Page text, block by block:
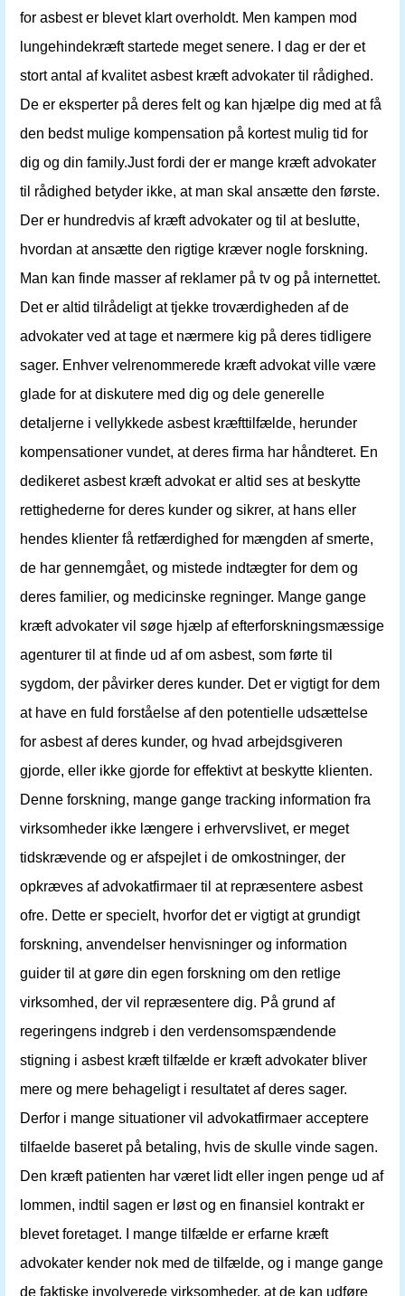
for asbest er blevet klart overholdt. Men kampen mod
lungehindekræft startede meget senere. I dag er der et
stort antal af kvalitet asbest kræft advokater til rådighed.
De er eksperter på deres felt og kan hjælpe dig med at få
den bedst mulige kompensation på kortest mulig tid for
dig og din family.Just fordi der er mange kræft advokater
til rådighed betyder ikke, at man skal ansætte den første.
Der er hundredvis af kræft advokater og til at beslutte,
hvordan at ansætte den rigtige kræver nogle forskning.
Man kan finde masser af reklamer på tv og på internettet.
Det er altid tilrådeligt at tjekke troværdigheden af ​​de
advokater ved at tage et nærmere kig på deres tidligere
sager. Enhver velrenommerede kræft advokat ville være
glade for at diskutere med dig og dele generelle
detaljerne i vellykkede asbest kræfttilfælde, herunder
kompensationer vundet, at deres firma har håndteret. En
dedikeret asbest kræft advokat er altid ses at beskytte
rettighederne for deres kunder og sikrer, at hans eller
hendes klienter få retfærdighed for mængden af ​​smerte,
de har gennemgået, og mistede indtægter for dem og
deres familier, og medicinske regninger. Mange gange
kræft advokater vil søge hjælp af efterforskningsmæssige
agenturer til at finde ud af om asbest, som førte til
sygdom, der påvirker deres kunder. Det er vigtigt for dem
at have en fuld forståelse af den potentielle udsættelse
for asbest af deres kunder, og hvad arbejdsgiveren
gjorde, eller ikke gjorde for effektivt at beskytte klienten.
Denne forskning, mange gange tracking information fra
virksomheder ikke længere i erhvervslivet, er meget
tidskrævende og er afspejlet i de omkostninger, der
opkræves af advokatfirmaer til at repræsentere asbest
ofre. Dette er specielt, hvorfor det er vigtigt at grundigt
forskning, anvendelser henvisninger og information
guider til at gøre din egen forskning om den retlige
virksomhed, der vil repræsentere dig. På grund af
regeringens indgreb i den verdensomspændende
stigning i asbest kræft tilfælde er kræft advokater bliver
mere og mere behageligt i resultatet af deres sager.
Derfor i mange situationer vil advokatfirmaer acceptere
tilfaelde baseret på betaling, hvis de skulle vinde sagen.
Den kræft patienten har været lidt eller ingen penge ud af
lommen, indtil sagen er løst og en finansiel kontrakt er
blevet foretaget. I mange tilfælde er erfarne kræft
advokater kender nok med de tilfælde, og i mange gange
de faktiske involverede virksomheder, at de kan udføre